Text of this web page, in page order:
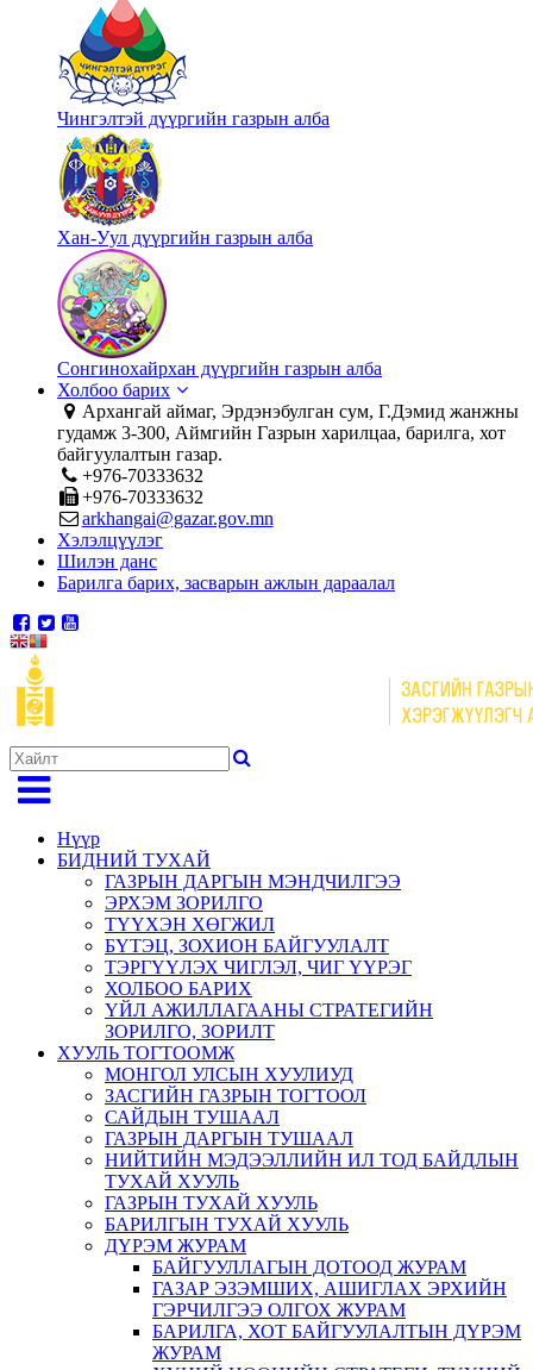
Чингэлтэй дүүргийн газрын алба
Хан-Уул дүүргийн газрын алба
Сонгинохайрхан дүүргийн газрын алба
Холбоо барих
Архангай аймаг, Эрдэнэбулган сум, Г.Дэмид жанжны
гудамж 3-300, Аймгийн Газрын харилцаа, барилга, хот
байгуулалтын газар.
+976-70333632
+976-70333632
arkhangai@gazar.gov.mn
Хэлэлцүүлэг
Шилэн данс
Барилга барих, засварын ажлын дараалал
Нүүр
БИДНИЙ ТУХАЙ
ГАЗРЫН ДАРГЫН МЭНДЧИЛГЭЭ
ЭРХЭМ ЗОРИЛГО
ТҮҮХЭН ХӨГЖИЛ
БҮТЭЦ, ЗОХИОН БАЙГУУЛАЛТ
ТЭРГҮҮЛЭХ ЧИГЛЭЛ, ЧИГ ҮҮРЭГ
ХОЛБОО БАРИХ
ҮЙЛ АЖИЛЛАГААНЫ СТРАТЕГИЙН
ЗОРИЛГО, ЗОРИЛТ
ХУУЛЬ ТОГТООМЖ
МОНГОЛ УЛСЫН ХУУЛИУД
ЗАСГИЙН ГАЗРЫН ТОГТООЛ
САЙДЫН ТУШААЛ
ГАЗРЫН ДАРГЫН ТУШААЛ
НИЙТИЙН МЭДЭЭЛЛИЙН ИЛ ТОД БАЙДЛЫН
ТУХАЙ ХУУЛЬ
ГАЗРЫН ТУХАЙ ХУУЛЬ
БАРИЛГЫН ТУХАЙ ХУУЛЬ
ДҮРЭМ ЖУРАМ
БАЙГУУЛЛАГЫН ДОТООД ЖУРАМ
ГАЗАР ЭЗЭМШИХ, АШИГЛАХ ЭРХИЙН
ГЭРЧИЛГЭЭ ОЛГОХ ЖУРАМ
БАРИЛГА, ХОТ БАЙГУУЛАЛТЫН ДҮРЭМ
ЖУРАМ